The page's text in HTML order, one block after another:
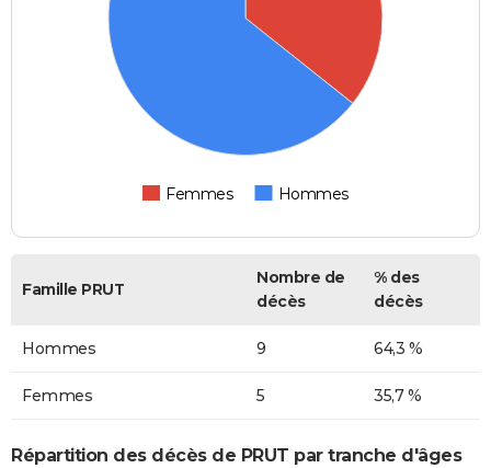
Femmes Hommes
Famille PRUT
Nombre de
décès
% des
décès
Hommes 9 64,3 %
Femmes 5 35,7 %
Répartition des décès de PRUT par tranche d'âges